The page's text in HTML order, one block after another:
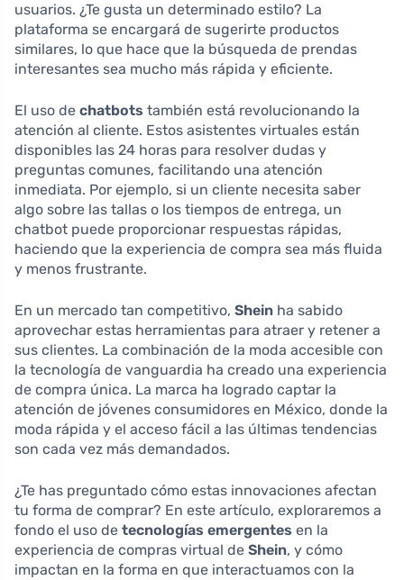
usuarios. ¿Te gusta un determinado estilo? La
plataforma se encargará de sugerirte productos
similares, lo que hace que la búsqueda de prendas
interesantes sea mucho más rápida y eficiente.
El uso de chatbots también está revolucionando la
atención al cliente. Estos asistentes virtuales están
disponibles las 24 horas para resolver dudas y
preguntas comunes, facilitando una atención
inmediata. Por ejemplo, si un cliente necesita saber
algo sobre las tallas o los tiempos de entrega, un
chatbot puede proporcionar respuestas rápidas,
haciendo que la experiencia de compra sea más fluida
y menos frustrante.
En un mercado tan competitivo, Shein ha sabido
aprovechar estas herramientas para atraer y retener a
sus clientes. La combinación de la moda accesible con
la tecnología de vanguardia ha creado una experiencia
de compra única. La marca ha logrado captar la
atención de jóvenes consumidores en México, donde la
moda rápida y el acceso fácil a las últimas tendencias
son cada vez más demandados.
¿Te has preguntado cómo estas innovaciones afectan
tu forma de comprar? En este artículo, exploraremos a
fondo el uso de tecnologías emergentes en la
experiencia de compras virtual de Shein, y cómo
impactan en la forma en que interactuamos con la